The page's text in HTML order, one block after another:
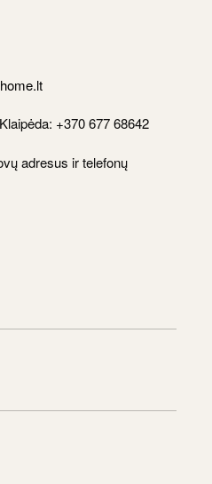
+370 677 68642
adresus ir telefonų